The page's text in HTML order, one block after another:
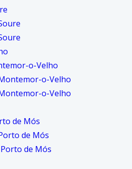
o-Velho
o-Velho
o-Velho
de Mós
de Mós
de Mós